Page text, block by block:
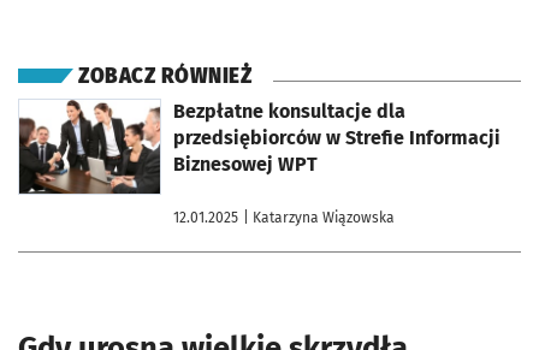
ZOBACZ RÓWNIEŻ
Bezpłatne konsultacje dla
przedsiębiorców w Strefie Informacji
Biznesowej WPT
12.01.2025 | Katarzyna Wiązowska
otworzy się w nowej karcie